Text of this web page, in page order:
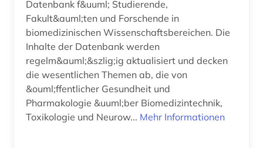
chemikalie (3)
chemikalien (1)
chemische formel (1)
chemische reaktion (1)
chemische verbindungen (1)
Datenbank f&uuml; Studierende,
Fakult&auml;ten und Forschende in
biomedizinischen Wissenschaftsbereichen. Die
Inhalte der Datenbank werden
regelm&auml;&szlig;ig aktualisiert und decken
die wesentlichen Themen ab, die von
&ouml;ffentlicher Gesundheit und
Pharmakologie &uuml;ber Biomedizintechnik,
Toxikologie und Neurow... Mehr Informationen